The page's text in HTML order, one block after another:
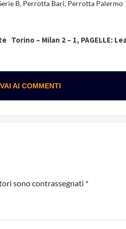
B, Perrotta Bari, Perrotta Palermo
Torino – Milan 2 – 1, PAGELLE:
AI COMMENTI
sono contrassegnati *